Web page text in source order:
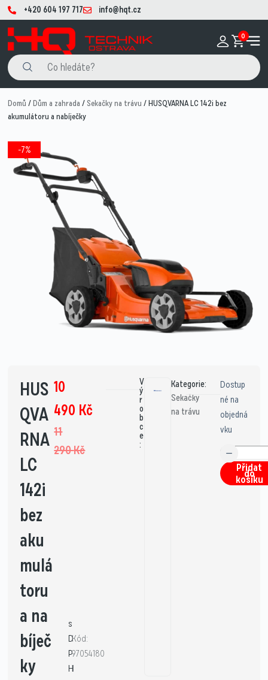
+420 604 197 717 info@hqt.cz
0
Domů /Dům a zahrada /Sekačky na trávu / HUSQVARNA LC 142i bez
akumulátoru a nabíječky
-7%
HUS
QVA
RNA
LC
142i
bez
aku
mulá
toru
a na
bíječ
ky
11
290Kč
10
490 Kč
s
D
P
H
Kód:
97054180
1
V
ý
r
o
b
c
e
:
Kategorie:
Sekačky
na trávu
Dostup
né na
objedná
vku
Přidat
do
košíku